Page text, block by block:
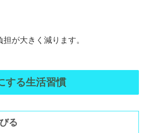
が大きく減ります。
する生活習慣
る